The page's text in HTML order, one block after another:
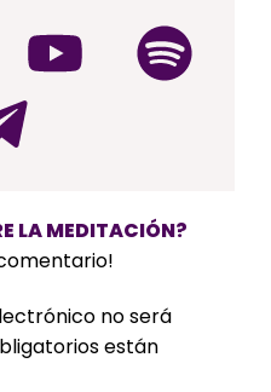
LA MEDITACIÓN?
no será
están